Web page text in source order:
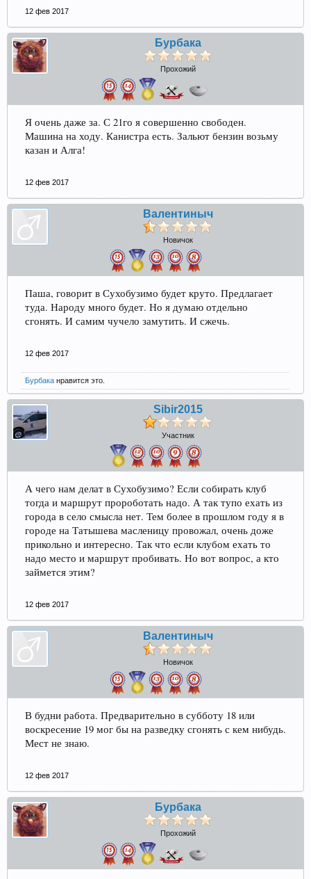
12 фев 2017
Бурбака
Прохожий
Я очень даже за. С 21го я совершенно свободен.
Машина на ходу. Канистра есть. Зальют бензин возьму
казан и Алга!
12 фев 2017
Валентиныч
Новичок
Паша, говорит в Сухобузимо будет круто. Предлагает
туда. Народу много будет. Но я думаю отдельно
сгонять. И самим чучело замутить. И сжечь.
12 фев 2017
Бурбака нравится это.
Sibir2015
Участник
А чего нам делат в Сухобузимо? Если собирать клуб
тогда и маршрут пророботать надо. А так тупо ехать из
города в село смысла нет. Тем более в прошлом году я в
городе на Татышева масленицу провожал, очень доже
прикольно и интересно. Так что если клубом ехать то
надо место и маршрут пробивать. Но вот вопрос, а кто
займется этим?
12 фев 2017
Валентиныч
Новичок
В будни работа. Предварительно в субботу 18 или
воскресение 19 мог бы на разведку сгонять с кем нибудь.
Мест не знаю.
12 фев 2017
Бурбака
Прохожий